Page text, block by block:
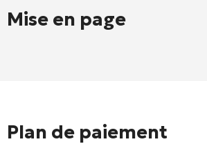
Mise en page
Plan de paiement